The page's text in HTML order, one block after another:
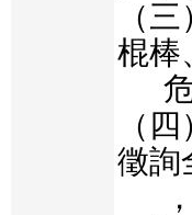
（
棍棒
      危險物品。
（
徵詢